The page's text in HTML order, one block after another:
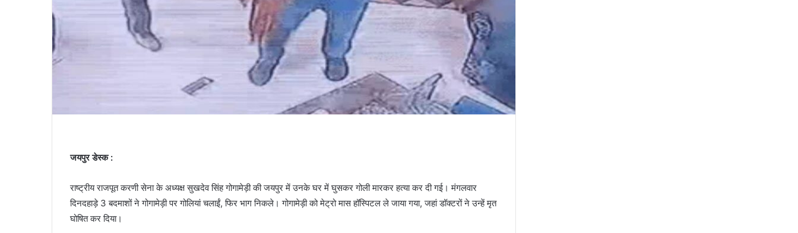
जयपुर डेस्क :
राष्ट्रीय राजपूत करणी सेना के अध्यक्ष सुखदेव सिंह गोगामेड़ी की जयपुर में उनके घर में घुसकर गोली मारकर हत्या कर दी गई। मंगलवार
दिनदहाड़े 3 बदमाशों ने गोगामेड़ी पर गोलियां चलाईं, फिर भाग निकले। गोगामेड़ी को मेट्रो मास हॉस्पिटल ले जाया गया, जहां डॉक्टरों ने उन्हें मृत
घोषित कर दिया।